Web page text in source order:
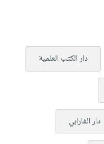
دار الكتب العلمية
دار الفارابي